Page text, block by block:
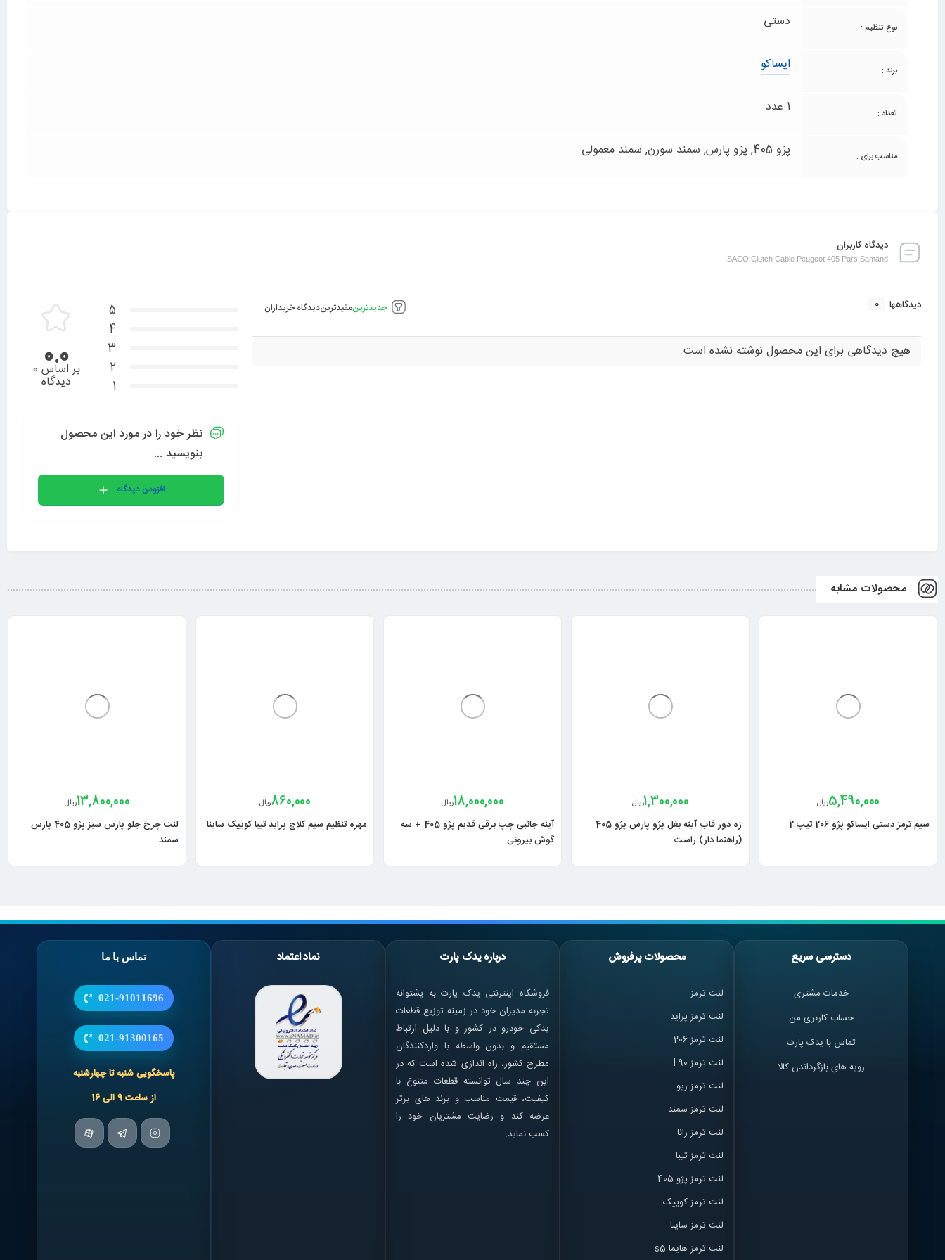
نوع تنظیم : دستی
برند : ایساکو
تعداد : 1 عدد
مناسب برای : پژو 405, پژو پارس, سمند سورن, سمند معمولی
دیدگاه کاربران
ISACO Clutch Cable Peugeot 405 Pars Samand
دیدگاهها 0 جدیدترینمفیدتریندیدگاه خریداران
هیچ دیدگاهی برای این محصول نوشته نشده است.
5
4
3
2
1
0.0 بر اساس 0
دیدگاه
نظر خود را در مورد این محصول
بنویسید ...
افزودن دیدگاه
محصولات مشابه
5,490,000ریال
سیم ترمز دستی ایساکو پژو 206 تیپ 2
1,300,000ریال
زه دور قاب آینه بغل پژو پارس پژو 405
(راهنما دار) راست
18,000,000ریال
آینه جانبی چپ برقی قدیم پژو 405 + سه
گوش بیرونی
860,000ریال
مهره تنظیم سیم کلاچ پراید تیبا کوییک ساینا
13,800,000ریال
لنت چرخ جلو پارس سبز پژو 405 پارس
سمند
دسترسی سریع
خدمات مشتری
حساب کاربری من
تماس با یدک پارت
رویه های بازگرداندن کالا
محصولات پرفروش
لنت ترمز
لنت ترمز پراید
لنت ترمز 206
لنت ترمز l 90
لنت ترمز ریو
لنت ترمز سمند
لنت ترمز رانا
لنت ترمز تیبا
لنت ترمز پژو 405
لنت ترمز کوییک
لنت ترمز ساینا
لنت ترمز هایما s5
درباره یدک پارت
فروشگاه اینترنتی یدک پارت به پشتوانه
تجربه مدیران خود در زمینه توزیع قطعات
یدکی خودرو در کشور و با دلیل ارتباط
مستقیم و بدون واسطه با واردکنندگان
مطرح کشور، راه اندازی شده است که در
این چند سال توانسته قطعات متنوع با
کیفیت، قیمت مناسب و برند های برتر
عرضه کند و رضایت مشتریان خود را
کسب نماید.
نماد اعتماد تماس با ما
021-91011696
021-91300165
پاسخگویی شنبه تا چهارشنبه
از ساعت 9 الی 16